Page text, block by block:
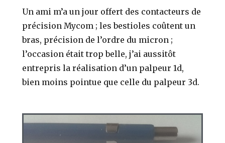
Un ami m’a un jour offert des contacteurs de
précision Mycom ; les bestioles coûtent un
bras, précision de l’ordre du micron ;
l’occasion était trop belle, j’ai aussitôt
entrepris la réalisation d’un palpeur 1d,
bien moins pointue que celle du palpeur 3d.